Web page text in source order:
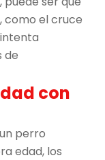
como el cruce
de
con
perro
edad, los